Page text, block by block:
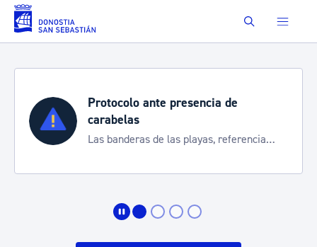
Saltar al contenido principal Buscar
Protocolo ante presencia de
carabelas
Las banderas de las playas, referencia